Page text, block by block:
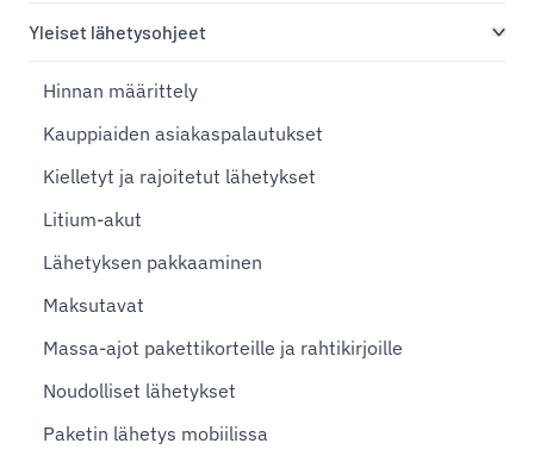
Yleiset lähetysohjeet
Hinnan määrittely
Kauppiaiden asiakaspalautukset
Kielletyt ja rajoitetut lähetykset
Litium-akut
Lähetyksen pakkaaminen
Maksutavat
Massa-ajot pakettikorteille ja rahtikirjoille
Noudolliset lähetykset
Paketin lähetys mobiilissa